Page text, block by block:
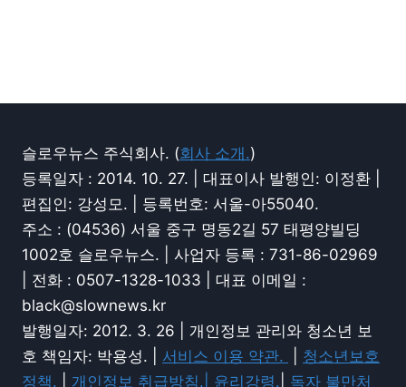
슬로우뉴스 주식회사. (회사 소개.)
등록일자 : 2014. 10. 27. | 대표이사 발행인: 이정환 |
편집인: 강성모. | 등록번호: 서울-아55040.
주소 : (04536) 서울 중구 명동2길 57 태평양빌딩
1002호 슬로우뉴스. | 사업자 등록 : 731-86-02969
| 전화 : 0507-1328-1033 | 대표 이메일 :
black@slownews.kr
발행일자: 2012. 3. 26 | 개인정보 관리와 청소년 보
호 책임자: 박용성. | 서비스 이용 약관.
청소년보호
정책.
개인정보 취급방침.| 윤리강령. 독자 불만처